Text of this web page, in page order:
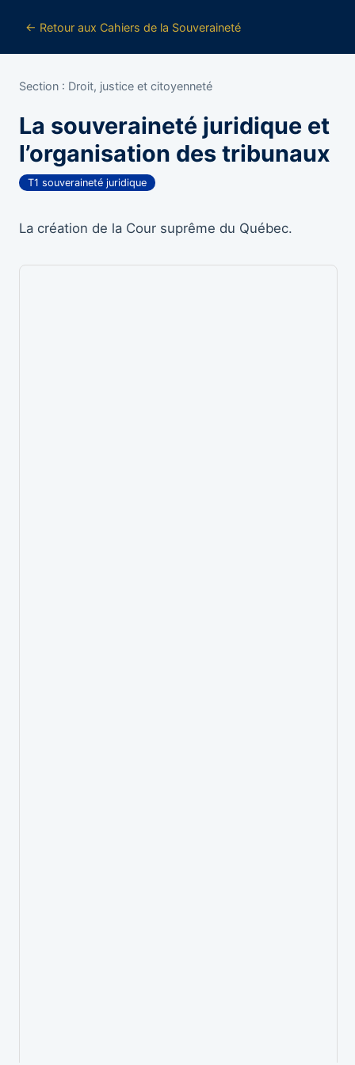
← Retour aux Cahiers de la Souveraineté
Section : Droit, justice et citoyenneté
La souveraineté juridique et
l’organisation des tribunaux
T1 souveraineté juridique
La création de la Cour suprême du Québec.